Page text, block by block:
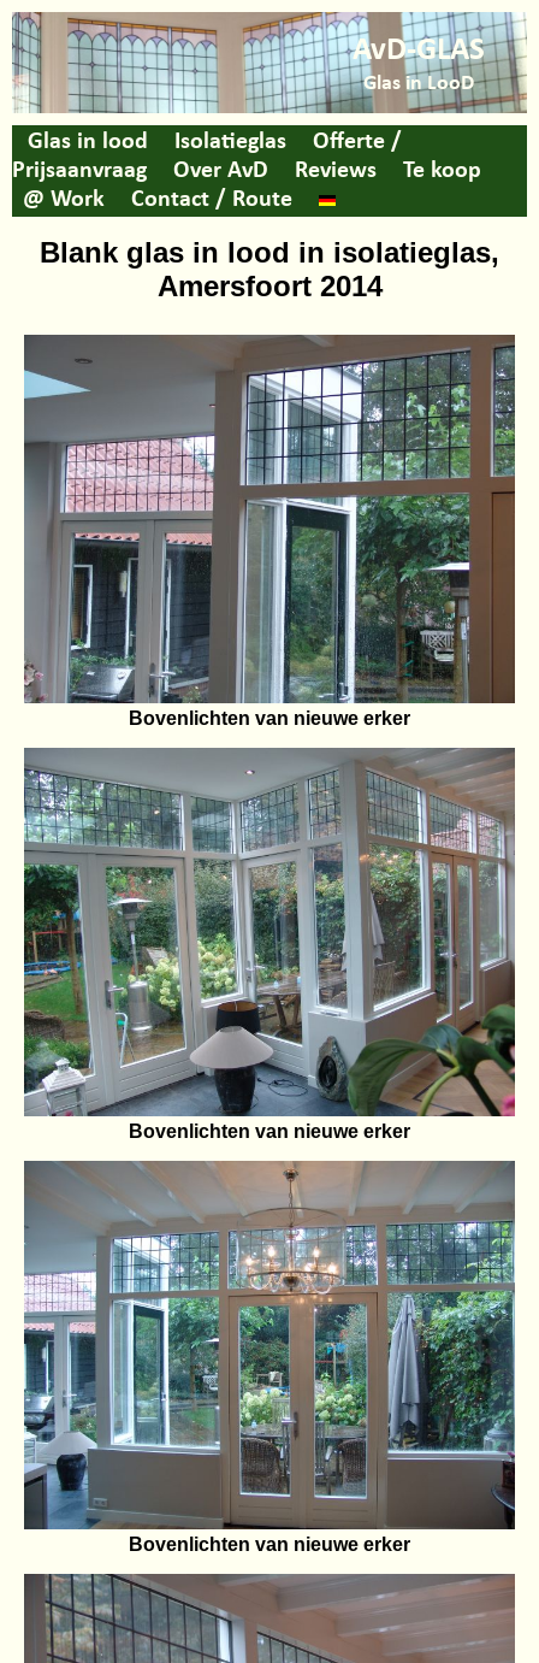
AvD-GLAS
Glas in LooD
Glas in lood Isolatieglas
Offerte /
Prijsaanvraag
Over AvD Reviews
Te koop
@ Work
Contact / Route
Blank glas in lood in isolatieglas,
Amersfoort 2014
Bovenlichten van nieuwe erker
Bovenlichten van nieuwe erker
Bovenlichten van nieuwe erker